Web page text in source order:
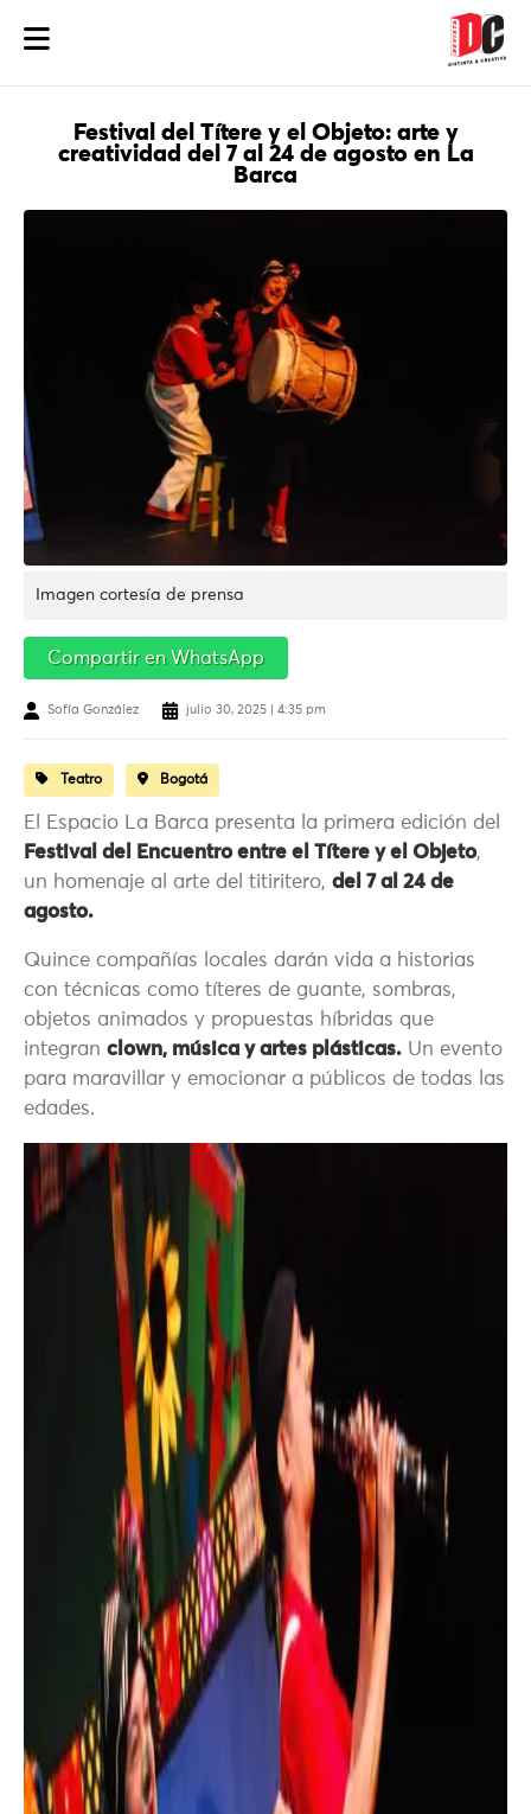
Festival del Títere y el Objeto: arte y
creatividad del 7 al 24 de agosto en La
Barca
Imagen cortesía de prensa
Compartir en WhatsApp
Sofía González julio 30, 2025 | 4:35 pm
Teatro Bogotá
El Espacio La Barca presenta la primera edición del
Festival del Encuentro entre el Títere y el Objeto,
un homenaje al arte del titiritero, del 7 al 24 de
agosto.
Quince compañías locales darán vida a historias
con técnicas como títeres de guante, sombras,
objetos animados y propuestas híbridas que
integran clown, música y artes plásticas. Un evento
para maravillar y emocionar a públicos de todas las
edades.